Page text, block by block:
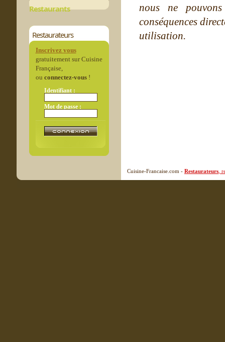
Restaurants
Restaurateurs
Inscrivez vous
gratuitement sur Cuisine
Française,
ou connectez-vous!
Identifiant :
Mot de passe :
nous ne
conséquences
utilisation.
Cuisine-Francaise.com - Restaurateurs ,